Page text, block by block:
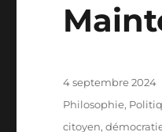
Publié
le
4 septembre 2024
Catégories
Philosophie,
Étiquettes
citoyen,